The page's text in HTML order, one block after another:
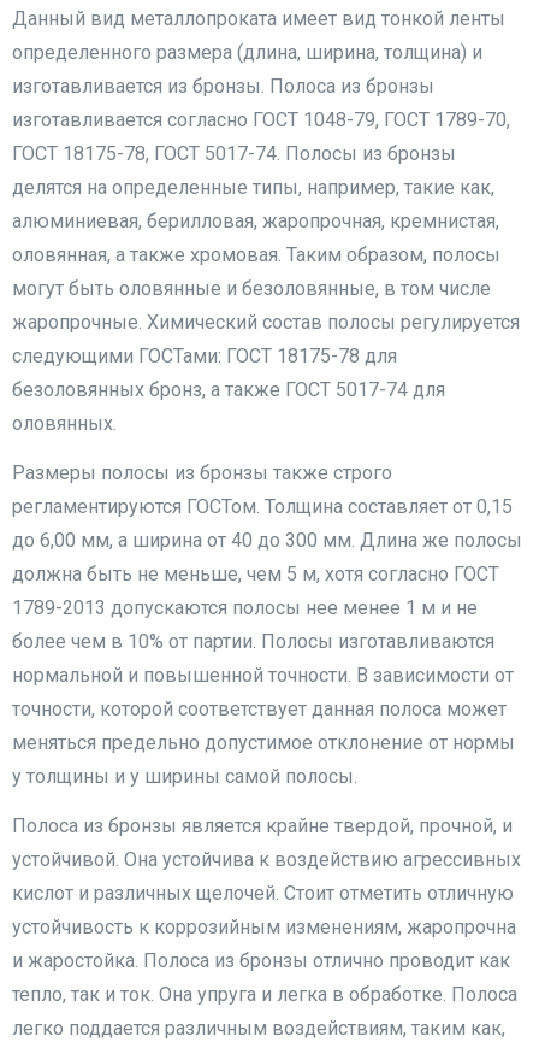
Данный вид металлопроката имеет вид тонкой ленты
определенного размера (длина, ширина, толщина) и
изготавливается из бронзы. Полоса из бронзы
изготавливается согласно ГОСТ 1048-79, ГОСТ 1789-70,
ГОСТ 18175-78, ГОСТ 5017-74. Полосы из бронзы
делятся на определенные типы, например, такие как,
алюминиевая, берилловая, жаропрочная, кремнистая,
оловянная, а также хромовая. Таким образом, полосы
могут быть оловянные и безоловянные, в том числе
жаропрочные. Химический состав полосы регулируется
следующими ГОСТами: ГОСТ 18175-78 для
безоловянных бронз, а также ГОСТ 5017-74 для
оловянных.
Размеры полосы из бронзы также строго
регламентируются ГОСТом. Толщина составляет от 0,15
до 6,00 мм, а ширина от 40 до 300 мм. Длина же полосы
должна быть не меньше, чем 5 м, хотя согласно ГОСТ
1789-2013 допускаются полосы нее менее 1 м и не
более чем в 10% от партии. Полосы изготавливаются
нормальной и повышенной точности. В зависимости от
точности, которой соответствует данная полоса может
меняться предельно допустимое отклонение от нормы
у толщины и у ширины самой полосы.
Полоса из бронзы является крайне твердой, прочной, и
устойчивой. Она устойчива к воздействию агрессивных
кислот и различных щелочей. Стоит отметить отличную
устойчивость к коррозийным изменениям, жаропрочна
и жаростойка. Полоса из бронзы отлично проводит как
тепло, так и ток. Она упруга и легка в обработке. Полоса
легко поддается различным воздействиям, таким как,